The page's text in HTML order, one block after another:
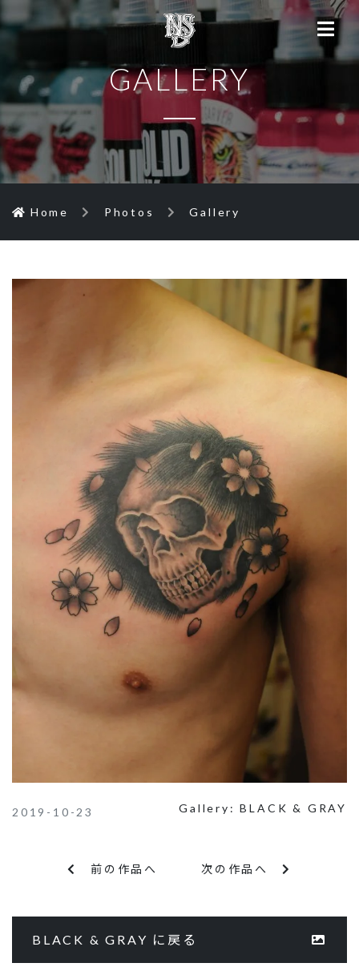
GALLERY
Home Photos Gallery
2019-10-23 Gallery:BLACK & GRAY
前の作品へ 次の作品へ
BLACK & GRAY に戻る